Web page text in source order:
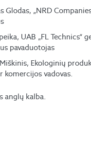
Glodas, „NRD
UAB „FL Technics“
pavaduotojas
Ekologinių
komercijos vadovas.
anglų kalba.